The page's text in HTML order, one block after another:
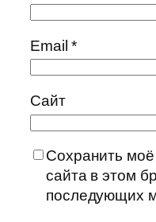
Email*
Сайт
Сохранить
сайта в этом
последующих